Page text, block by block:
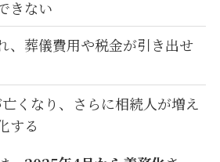
きない
、葬儀費用や税金が引き出せ
くなり、さらに相続人が増え
する